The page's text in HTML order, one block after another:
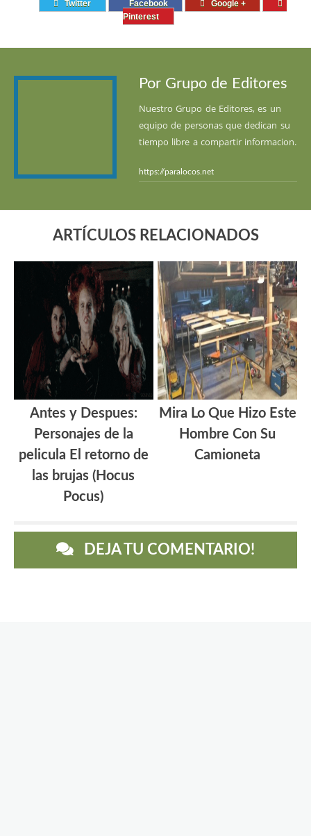
Twitter Facebook
Google +
Pinterest
Por Grupo de Editores
Nuestro Grupo de Editores, es un
equipo de personas que dedican su
tiempo libre a compartir informacion.
https://paralocos.net
ARTÍCULOS RELACIONADOS
Antes y Despues:
Personajes de la
pelicula El retorno de
las brujas (Hocus
Pocus)
Mira Lo Que Hizo Este
Hombre Con Su
Camioneta
DEJA TU COMENTARIO!